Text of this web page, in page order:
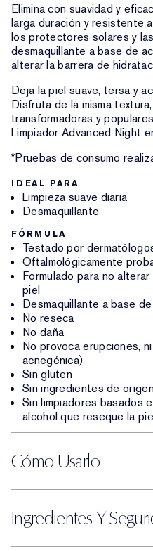
Elimina con suavidad y
larga duración y resistente
los protectores solares y
desmaquillante a base de
alterar la barrera de
Deja la piel suave, tersa y
Disfruta de la misma
transformadoras y
Limpiador Advanced Night
*Pruebas de consumo
IDEAL PARA
Limpieza suave diaria
Desmaquillante
FÓRMULA
Testado por
Oftalmológicamente
Formulado para no
piel
Desmaquillante a base
No reseca
No daña
No provoca erupciones,
acnegénica)
Sin gluten
Sin ingredientes de
Sin limpiadores basados
alcohol que reseque la
Cómo Usarlo
Ingredientes Y